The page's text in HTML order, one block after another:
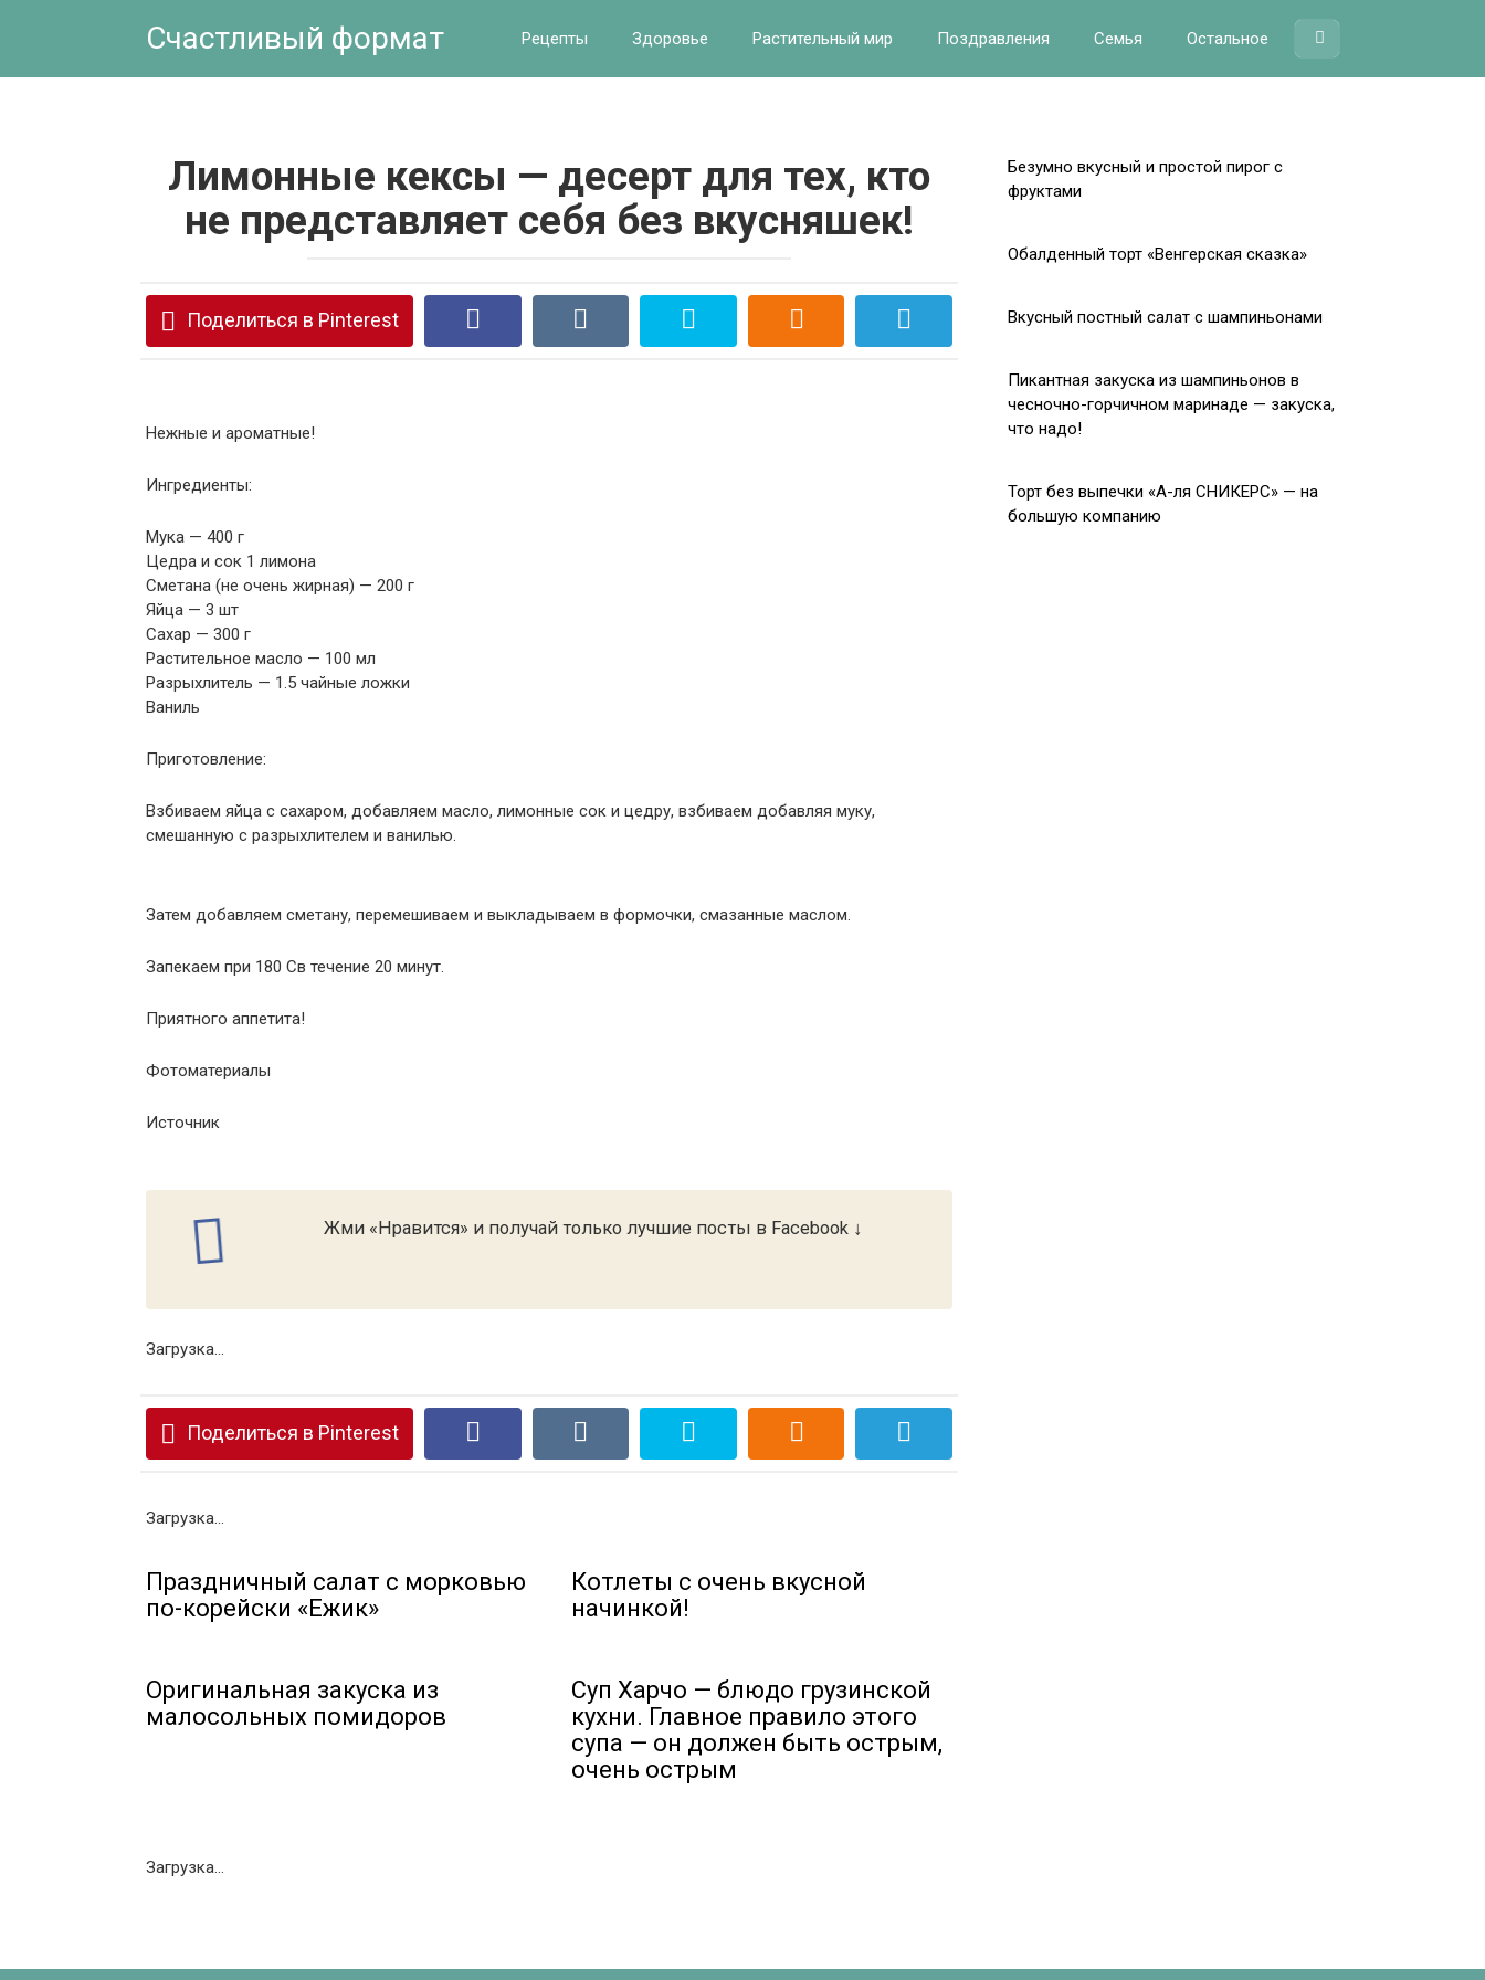
Счастливый формат Рецепты Здоровье Растительный мир Поздравления Семья Остальное
Лимонные кексы — десерт для тех, кто
не представляет себя без вкусняшек!
Поделиться в Pinterest
Нежные и ароматные!
Ингредиенты:
Мука — 400 г
Цедра и сок 1 лимона
Сметана (не очень жирная) — 200 г
Яйца — 3 шт
Сахар — 300 г
Растительное масло — 100 мл
Разрыхлитель — 1.5 чайные ложки
Ваниль
Приготовление:
Взбиваем яйца с сахаром, добавляем масло, лимонные сок и цедру, взбиваем добавляя муку,
смешанную с разрыхлителем и ванилью.
Затем добавляем сметану, перемешиваем и выкладываем в формочки, смазанные маслом.
Запекаем при 180 Св течение 20 минут.
Приятного аппетита!
Фотоматериалы
Источник
Жми «Нравится» и получай только лучшие посты в Facebook ↓
Загрузка...
Поделиться в Pinterest
Загрузка...
Праздничный салат с морковью
по-корейски «Ежик»
Котлеты с очень вкусной
начинкой!
Оригинальная закуска из
малосольных помидоров
Суп Харчо — блюдо грузинской
кухни. Главное правило этого
супа — он должен быть острым,
очень острым
Загрузка...
Безумно вкусный и простой пирог с
фруктами
Обалденный торт «Венгерская сказка»
Вкусный постный салат с шампиньонами
Пикантная закуска из шампиньонов в
чесночно-горчичном маринаде — закуска,
что надо!
Торт без выпечки «А-ля СНИКЕРС» — на
большую компанию